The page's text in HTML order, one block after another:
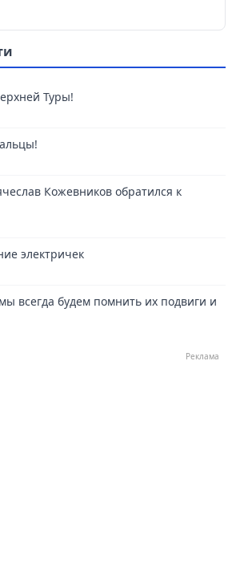
Туры!
Кожевников обратился к
электричек
всегда будем помнить их подвиги и
Реклама